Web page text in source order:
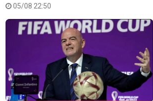
05/08 22:50